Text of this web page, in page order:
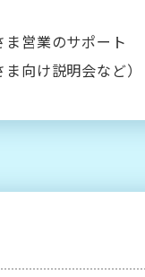
営業のサポート
向け説明会など）